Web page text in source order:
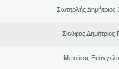
Σωτηρλής Δημήτριος
Σιούφας Δημήτριος
Μπούτας